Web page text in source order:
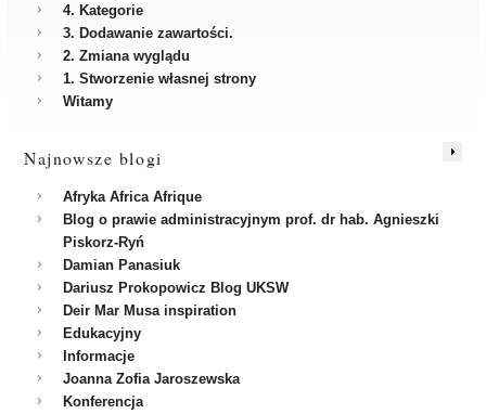
4. Kategorie
3. Dodawanie zawartości.
2. Zmiana wyglądu
1. Stworzenie własnej strony
Witamy
Najnowsze blogi
Afryka Africa Afrique
Blog o prawie administracyjnym prof. dr hab. Agnieszki
Piskorz-Ryń
Damian Panasiuk
Dariusz Prokopowicz Blog UKSW
Deir Mar Musa inspiration
Edukacyjny
Informacje
Joanna Zofia Jaroszewska
Konferencja